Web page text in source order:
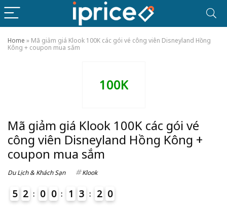
Home » Mã giảm giá Klook 100K các gói vé công viên Disneyland Hồng
Kông + coupon mua sắm
100K
Mã giảm giá Klook 100K các gói vé
công viên Disneyland Hồng Kông +
coupon mua sắm
Du Lịch & Khách Sạn Klook
5 2 0 0 1 3 2 0